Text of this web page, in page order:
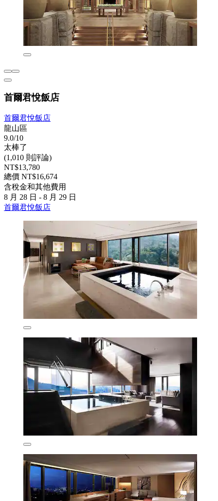
首爾君悅飯店
首爾君悅飯店
龍山區
9.0/10
太棒了
(1,010 則評論)
NT$13,780
總價 NT$16,674
含稅金和其他費用
8 月 28 日 - 8 月 29 日
首爾君悅飯店